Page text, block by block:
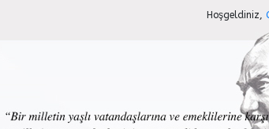
Hoşgeldiniz,